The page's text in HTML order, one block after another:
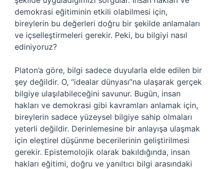
demokrasi eğitiminin etkili olabilmesi için,
bireylerin bu değerleri doğru bir şekilde anlamaları
ve içselleştirmeleri gerekir. Peki, bu bilgiyi nasıl
ediniyoruz?
Platon’a göre, bilgi sadece duyularla elde edilen bir
şey değildir. O, “idealar dünyası”na ulaşarak gerçek
bilgiye ulaşılabileceğini savunur. Bugün, insan
hakları ve demokrasi gibi kavramları anlamak için,
bireylerin sadece yüzeysel bilgiye sahip olmaları
yeterli değildir. Derinlemesine bir anlayışa ulaşmak
için eleştirel düşünme becerilerinin geliştirilmesi
gerekir. Epistemolojik olarak bakıldığında, insan
hakları eğitimi, doğru ve yanıltıcı bilgi arasındaki